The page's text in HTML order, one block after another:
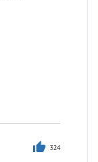
324